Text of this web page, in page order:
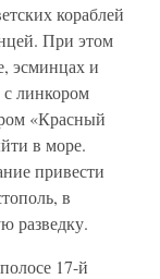
кораблей
При этом
эсминцах и
с линкором
«Красный
в море.
привести
в
разведку.
17-й